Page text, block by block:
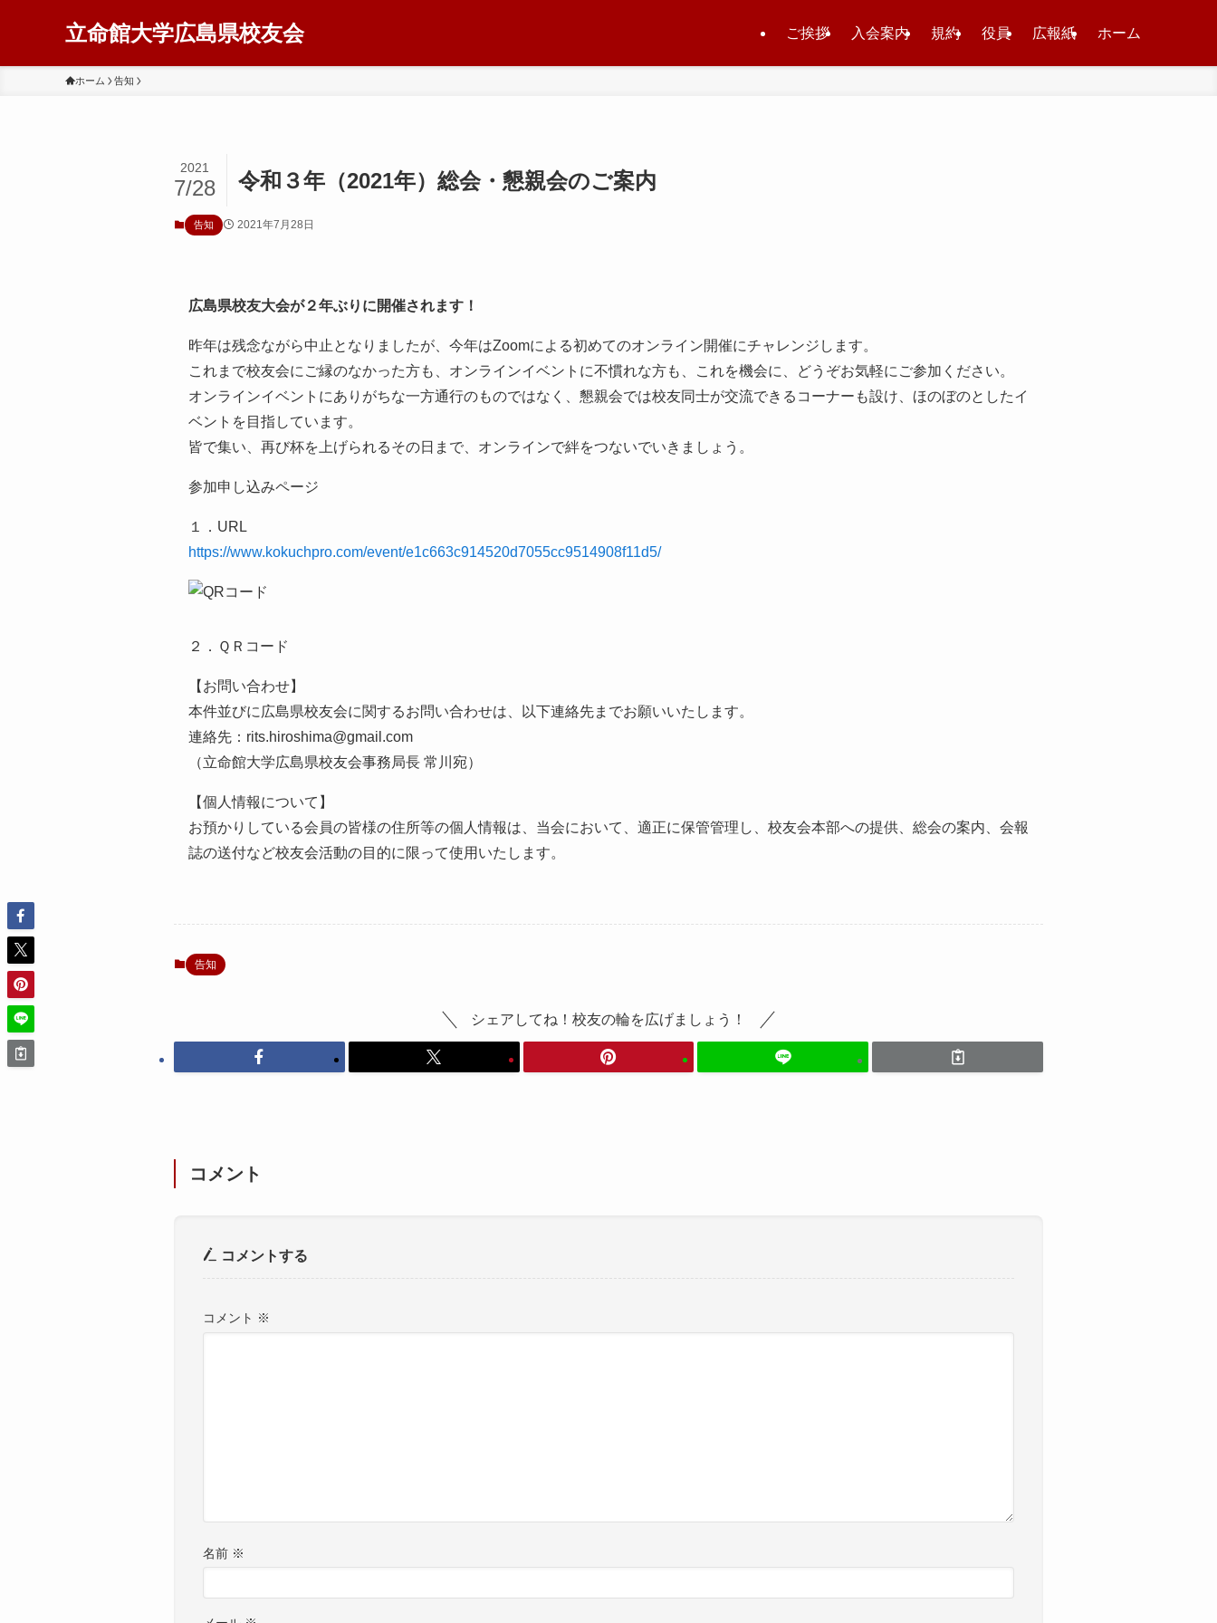
立命館大学広島県校友会 ご挨拶 入会案内 規約 役員 広報紙 ホーム
ホーム 告知
令和３年（2021年）総会・懇親会のご案内
2021
7/28
告知 2021年7月28日
広島県校友大会が２年ぶりに開催されます！
昨年は残念ながら中止となりましたが、今年はZoomによる初めてのオンライン開催にチャレンジします。
これまで校友会にご縁のなかった方も、オンラインイベントに不慣れな方も、これを機会に、どうぞお気軽にご参加ください。
オンラインイベントにありがちな一方通行のものではなく、懇親会では校友同士が交流できるコーナーも設け、ほのぼのとしたイ
ベントを目指しています。
皆で集い、再び杯を上げられるその日まで、オンラインで絆をつないでいきましょう。
参加申し込みページ
１．URL
https://www.kokuchpro.com/event/e1c663c914520d7055cc9514908f11d5/
２．ＱＲコード
【お問い合わせ】
本件並びに広島県校友会に関するお問い合わせは、以下連絡先までお願いいたします。
連絡先：rits.hiroshima@gmail.com
（立命館大学広島県校友会事務局長 常川宛）
【個人情報について】
お預かりしている会員の皆様の住所等の個人情報は、当会において、適正に保管管理し、校友会本部への提供、総会の案内、会報
誌の送付など校友会活動の目的に限って使用いたします。
告知
シェアしてね！校友の輪を広げましょう！
コメント
コメントする
コメント ※
名前 ※